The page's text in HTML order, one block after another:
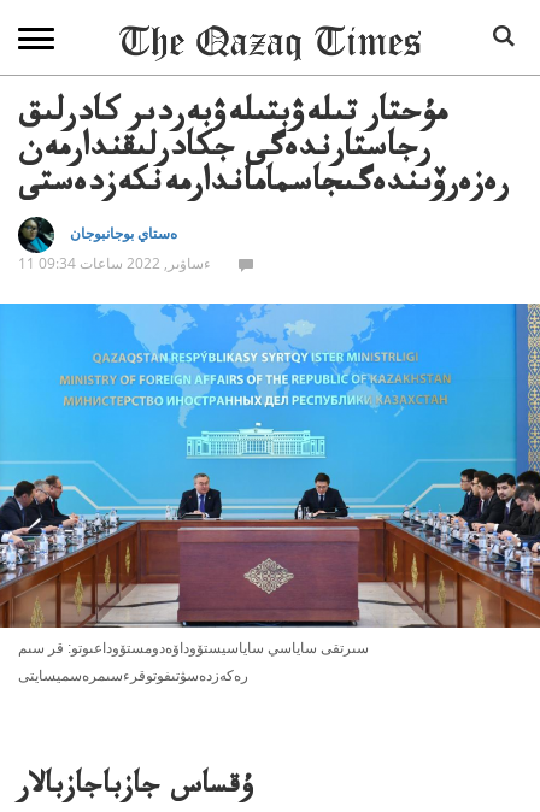
مۇحتار تىلەۋبتىلەۋبەردىر كادرلىق
رجاستارندەگى جكادرلىقندارمەن
رەزەرۆىندەگىجاسماماندارمەنكەزدەستى
ەستاي بوجانبوجان
11 ءساۋىر, 2022 ساعات 09:34
سىرتقى ساياسي ساياسيستۆوداۆەدومستۆوداعىوتو: قر سىم
رەكەزدەسۋتىفوتوقرءسىمرەسميسايتى
ۇقساس جازباجازبالار